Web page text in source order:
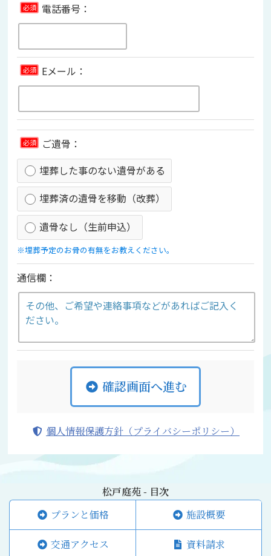
必須 電話番号：
必須 Eメール：
必須
ご遺骨：
埋葬した事のない遺骨がある
埋葬済の遺骨を移動（改葬）
遺骨なし（生前申込）
※埋葬予定のお骨の有無をお教えください。
通信欄：
確認画面へ進む
個人情報保護方針（プライバシーポリシー）
松戸庭苑 - 目次
プランと価格
施設概要
交通アクセス 資料請求